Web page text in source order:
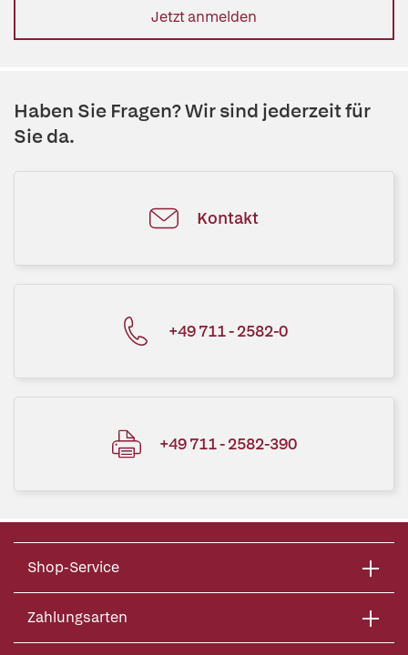
Jetzt anmelden
Haben Sie Fragen? Wir sind jederzeit für
Sie da.
Kontakt
+49 711 - 2582-0
+49 711 - 2582-390
Shop-Service
Zahlungsarten